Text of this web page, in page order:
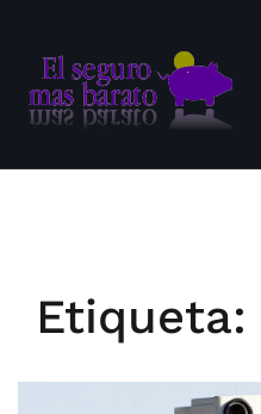
contenido
Etiqueta: